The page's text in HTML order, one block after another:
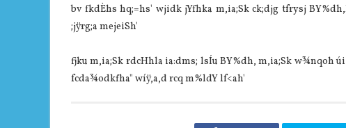
bv fkdÈhs hq;=hs' wjidk jYfhka m,ia;Sk ck;djg tfrysj
;jÿrg;a mejeiSh'
fjku m,ia;Sk rdcHhla ia:dms; lsÍu BY%dh, m,ia;Sk w¾nqoh
fcda¾odkfha" wíÿ,a,d rcq m%ldY lf<ah'